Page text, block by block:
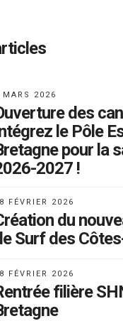
MARS 2026
des
le Pôle
pour la
2027 !
FÉVRIER 2026
du
Surf des
FÉVRIER 2026
filière